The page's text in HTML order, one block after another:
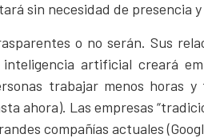
sin necesidad de presencia
o no serán. Sus
inteligencia artificial creará
trabajar menos horas
ahora). Las empresas
compañías actuales